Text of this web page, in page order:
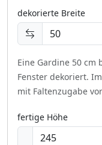
dekorierte Breite
Eine Gardine 50 cm
Fenster dekoriert.
mit Faltenzugabe
fertige Höhe